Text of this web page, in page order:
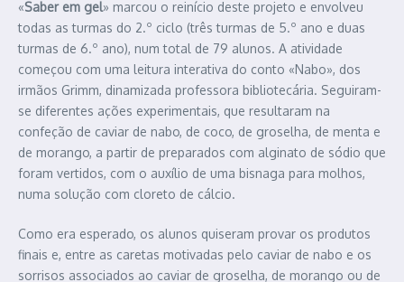
«Saber em gel» marcou o reinício deste projeto e envolveu
todas as turmas do 2.º ciclo (três turmas de 5.º ano e duas
turmas de 6.º ano), num total de 79 alunos. A atividade
começou com uma leitura interativa do conto «Nabo», dos
irmãos Grimm, dinamizada professora bibliotecária. Seguiram-
se diferentes ações experimentais, que resultaram na
confeção de caviar de nabo, de coco, de groselha, de menta e
de morango, a partir de preparados com alginato de sódio que
foram vertidos, com o auxílio de uma bisnaga para molhos,
numa solução com cloreto de cálcio.
Como era esperado, os alunos quiseram provar os produtos
finais e, entre as caretas motivadas pelo caviar de nabo e os
sorrisos associados ao caviar de groselha, de morango ou de